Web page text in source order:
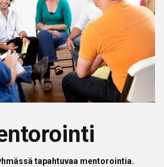
tapahtuvaa mentorointia.